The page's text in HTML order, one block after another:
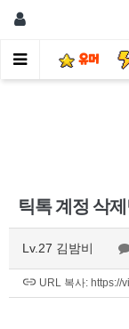
유머
틱톡 계정 삭
Lv.27 김밤비
URL 복사: https://